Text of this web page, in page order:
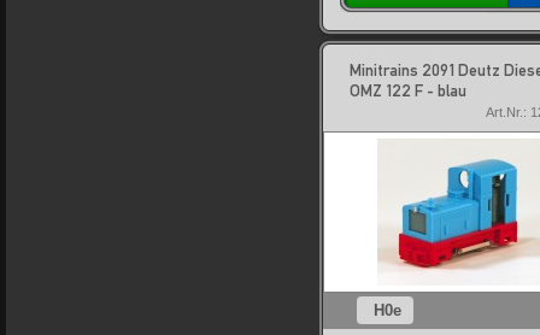
Minitrains 2091 Deutz
OMZ 122 F - blau
Art.Nr.:
H0e